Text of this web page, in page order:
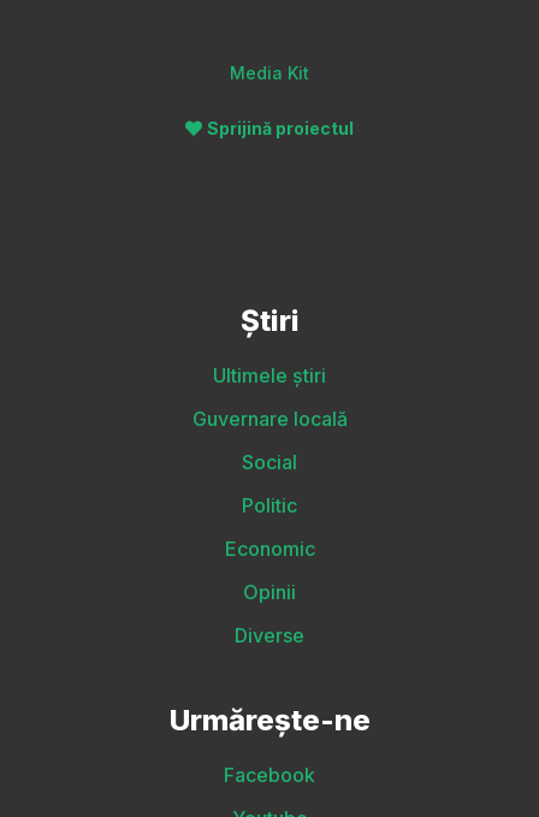
Media Kit
Sprijină proiectul
Știri
Ultimele știri
Guvernare locală
Social
Politic
Economic
Opinii
Diverse
Urmărește-ne
Facebook